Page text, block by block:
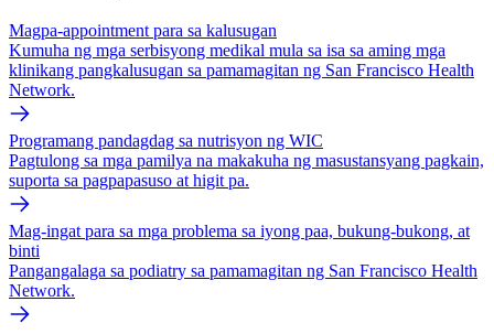
Magpa-appointment para sa kalusugan
Kumuha ng mga serbisyong medikal mula sa isa sa aming mga
klinikang pangkalusugan sa pamamagitan ng San Francisco Health
Network.
Programang pandagdag sa nutrisyon ng WIC
Pagtulong sa mga pamilya na makakuha ng masustansyang pagkain,
suporta sa pagpapasuso at higit pa.
Mag-ingat para sa mga problema sa iyong paa, bukung-bukong, at
binti
Pangangalaga sa podiatry sa pamamagitan ng San Francisco Health
Network.